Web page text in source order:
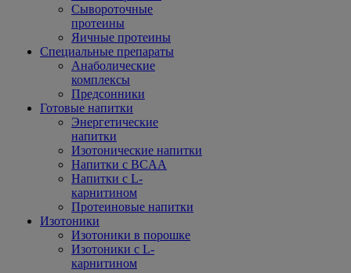
Сывороточные
протеины
Яичные протеины
Специальные препараты
Анаболические
комплексы
Предсонники
Готовые напитки
Энергетические
напитки
Изотонические напитки
Напитки с BCAA
Напитки с L-
карнитином
Протеиновые напитки
Изотоники
Изотоники в порошке
Изотоники с L-
карнитином